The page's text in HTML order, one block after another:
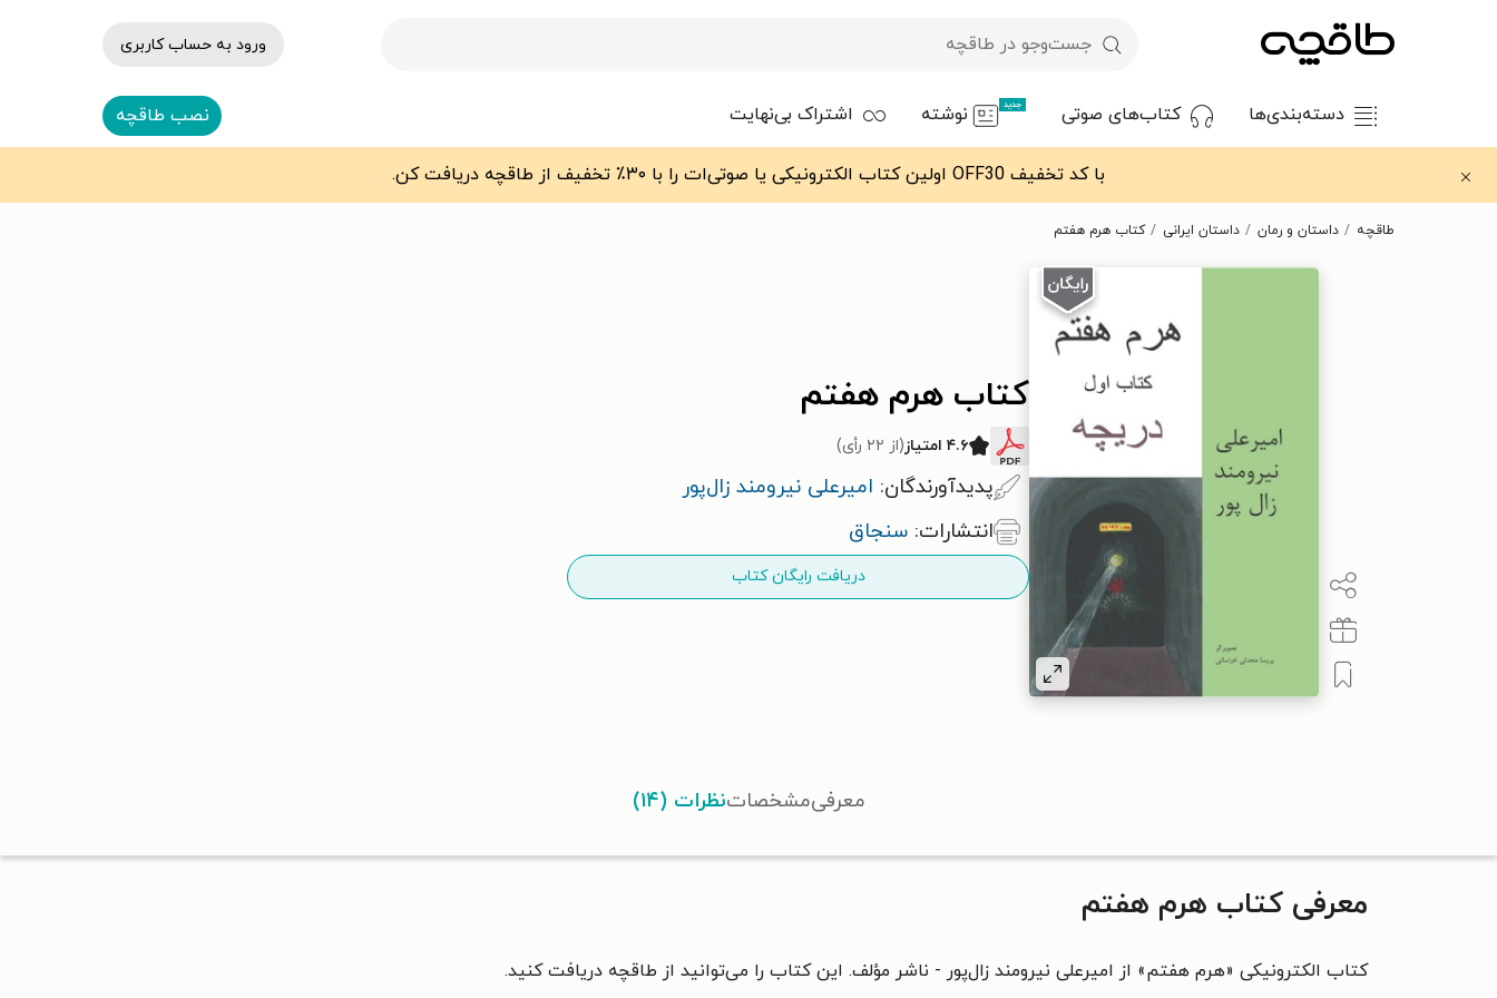
ورود به حساب کاربری
دسته‌بندی‌ها کتاب‌های صوتی جدید نوشته اشتراک بی‌نهایت نصب طاقچه
با کد تخفیف OFF30 اولین کتاب الکترونیکی یا صوتی‌ات را با ۳۰٪ تخفیف از طاقچه دریافت کن.
طاقچه داستان و رمان داستان ایرانی کتاب هرم هفتم
کتاب هرم هفتم
۴.۶ امتیاز (از ۲۲ رأی)
پدیدآورندگان: امیرعلی نیرومند‌ زال‌پور
انتشارات: سنجاق
دریافت رایگان کتاب
معرفیمشخصاتنظرات (۱۴)
معرفی کتاب هرم هفتم
کتاب الکترونیکی «هرم هفتم» از امیرعلی نیرومند‌ زال‌پور - ناشر مؤلف. این کتاب را می‌توانید از طاقچه دریافت کنید.